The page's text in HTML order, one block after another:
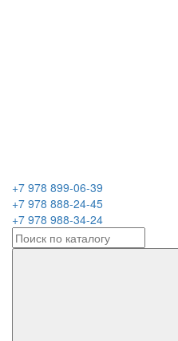
+7 978 899-06-39
+7 978 888-24-45
+7 978 988-34-24